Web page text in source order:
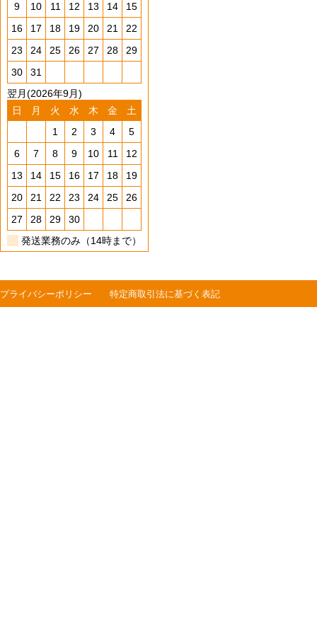
9
10 11 12 13 14
15
16
17 18 19 20 21
22
23
24 25 26 27 28
29
30
31
翌月(2026年9月)
日
月 火 水 木 金
土
1
2 3 4
5
6
7 8 9 10 11
12
13
14 15 16 17 18
19
20
21 22 23 24 25
26
27
28 29
30
発送業務のみ（14時まで）
プライバシーポリシー 特定商取引法に基づく表記